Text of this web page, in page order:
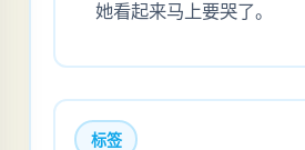
她看起来马上要哭了。
标签